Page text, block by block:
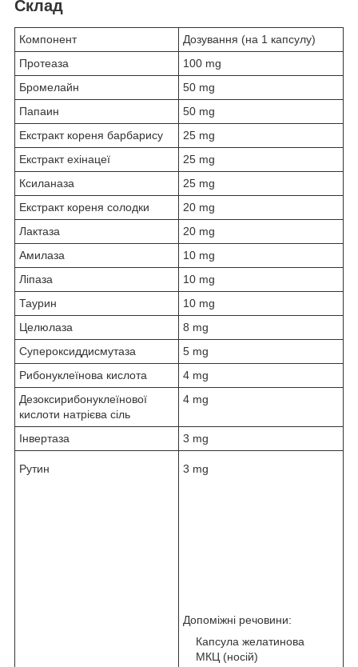
Склад
Компонент
Дозування (на 1 капсулу)
Протеаза
100 mg
Бромелайн
50 mg
Папаин
50 mg
Екстракт кореня барбарису
25 mg
Екстракт ехінацеї
25 mg
Ксиланаза
25 mg
Екстракт кореня солодки
20 mg
Лактаза
20 mg
Амилаза
10 mg
Ліпаза
10 mg
Таурин
10 mg
Целюлаза
8 mg
Супероксиддисмутаза
5 mg
Рибонуклеїнова кислота
4 mg
Дезоксирибонуклеїнової
кислоти натрієва сіль
4 mg
Інвертаза 3 mg
Рутин 3 mg
Допоміжні речовини:
Капсула желатинова
МКЦ (носій)